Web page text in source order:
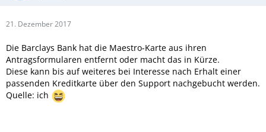
21. Dezember 2017
Die Barclays Bank hat die Maestro-Karte aus ihren
Antragsformularen entfernt oder macht das in Kürze.
Diese kann bis auf weiteres bei Interesse nach Erhalt einer
passenden Kreditkarte über den Support nachgebucht werden.
Quelle: ich